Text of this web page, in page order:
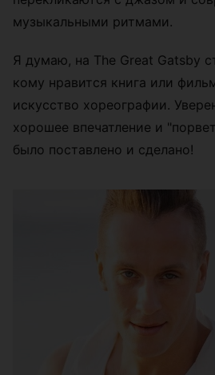
музыкальными ритмами.
Я думаю, на The Great Gatsby
кому нравится книга или
искусство хореографии.
хорошее впечатление и
было поставлено и сделано!